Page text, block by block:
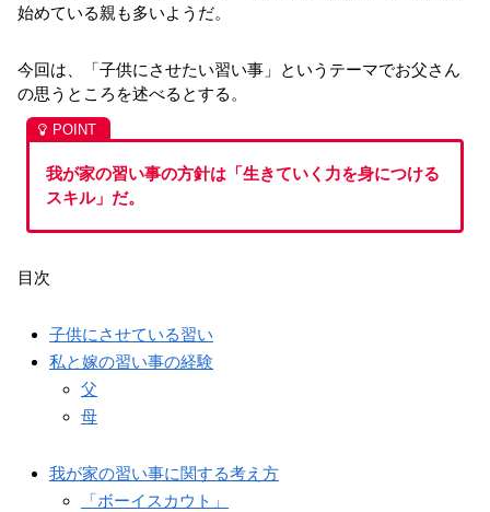
始めている親も多いようだ。
今回は、「子供にさせたい習い事」というテーマでお父さん
の思うところを述べるとする。
我が家の習い事の方針は「生きていく力を身につける
スキル」だ。
目次
子供にさせている習い
私と嫁の習い事の経験
父
母
我が家の習い事に関する考え方
「ボーイスカウト」